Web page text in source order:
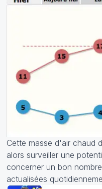
Cette masse d'air chaud
alors surveiller une
concerner un bon
actualisées